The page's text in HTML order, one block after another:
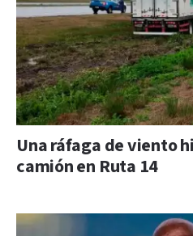
Una ráfaga de viento
camión en Ruta 14